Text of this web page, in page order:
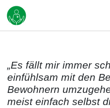
„Es fällt mir immer
einfühlsam mit den
Bewohnern
meist einfach selbst